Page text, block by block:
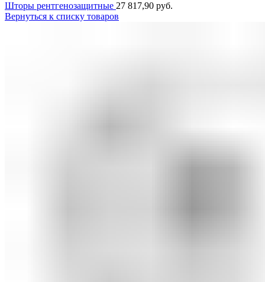
Шторы рентгенозащитные 27 817,90 руб.
Вернуться к списку товаров